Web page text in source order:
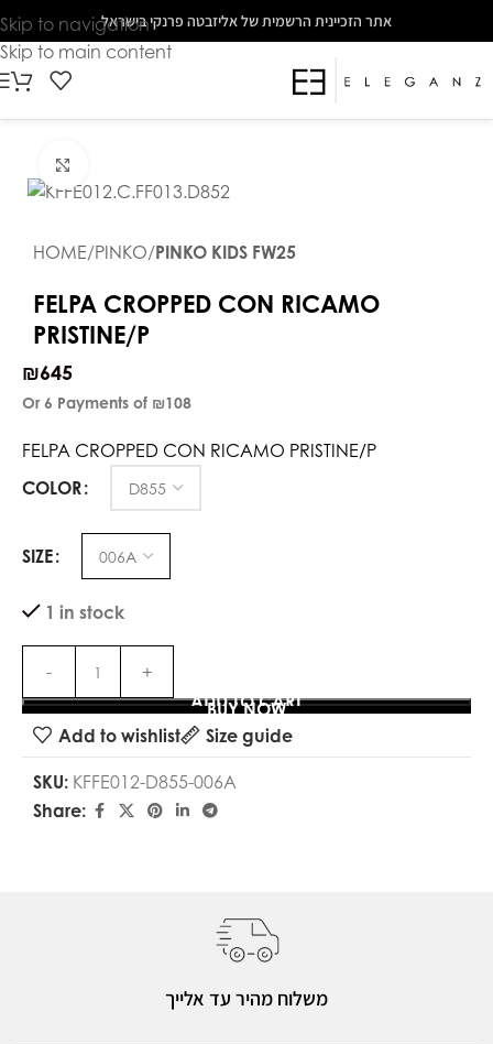
The
beginning
of
web
click
main
Content
Skip to navigation
Skip to main content
אתר הזכיינית הרשמית של אליזבטה פרנקי בישראל
HOME PINKO PINKO KIDS FW25
FELPA CROPPED CON RICAMO
PRISTINE/P
₪645
Or 6 Payments of ₪108
FELPA CROPPED CON RICAMO PRISTINE/P
COLOR
SIZE
1 in stock
ADD TO CART
BUY NOW
Add to wishlist
Size guide
SKU: KFFE012-D855-006A
Share:
משלוח מהיר עד אלייך